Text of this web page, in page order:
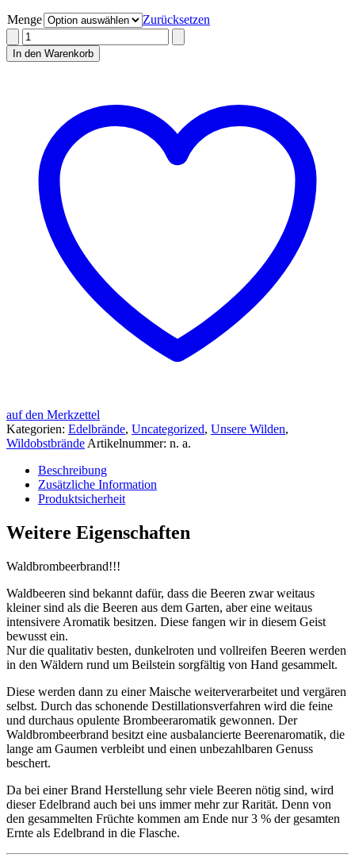
Menge
Zurücksetzen
Waldbrombeerbrand
Menge
In den Warenkorb
auf den Merkzettel
Kategorien: Edelbrände, Uncategorized, Unsere Wilden,
Wildobstbrände Artikelnummer: n. a.
Beschreibung
Zusätzliche Information
Produktsicherheit
Weitere Eigenschaften
Waldbrombeerbrand!!!
Waldbeeren sind bekannt dafür, dass die Beeren zwar weitaus
kleiner sind als die Beeren aus dem Garten, aber eine weitaus
intensivere Aromatik besitzen. Diese fangen wir in diesem Geist
bewusst ein.
Nur die qualitativ besten, dunkelroten und vollreifen Beeren werden
in den Wäldern rund um Beilstein sorgfältig von Hand gesammelt.
Diese werden dann zu einer Maische weiterverarbeitet und vergären
selbst. Durch das schonende Destillationsverfahren wird die feine
und durchaus opulente Brombeeraromatik gewonnen. Der
Waldbrombeerbrand besitzt eine ausbalancierte Beerenaromatik, die
lange am Gaumen verbleibt und einen unbezahlbaren Genuss
beschert.
Da bei einer Brand Herstellung sehr viele Beeren nötig sind, wird
dieser Edelbrand auch bei uns immer mehr zur Rarität. Denn von
den gesammelten Früchte kommen am Ende nur 3 % der gesamten
Ernte als Edelbrand in die Flasche.